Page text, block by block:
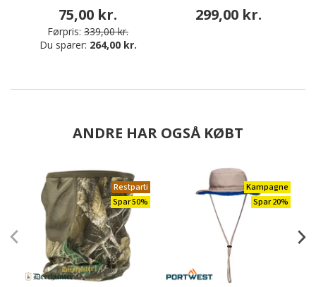
75,00 kr.
Førpris: 339,00 kr.
Du sparer: 264,00 kr.
299,00 kr.
ANDRE HAR OGSÅ KØBT
Restparti
Spar 50%
Kampagne
Spar 20%